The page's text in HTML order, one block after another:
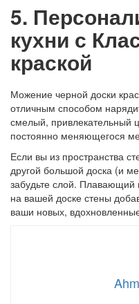
5.
кухни с
краской
Можение черной доски
отличным способом
смелый, привлекательный
постоянно меняющегося
Если вы из пространства
другой большой доска (и
забудьте слой. Плавающий
на вашей доске стены
ваши новых,